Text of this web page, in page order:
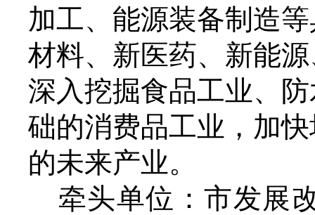
加工、能源装备制造
材料、新医药、新能
深入挖掘食品工业、
础的消费品工业，加
的未来产业。
牵头单位：市发展